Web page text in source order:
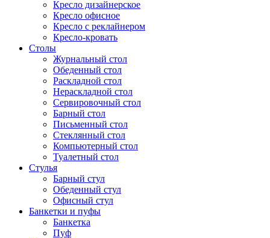
Кресло дизайнерское
Кресло офисное
Кресло с реклайнером
Кресло-кровать
Столы
Журнальный стол
Обеденный стол
Раскладной стол
Нераскладной стол
Сервировочный стол
Барный стол
Письменный стол
Стеклянный стол
Компьютерный стол
Туалетный стол
Стулья
Барный стул
Обеденный стул
Офисный стул
Банкетки и пуфы
Банкетка
Пуф